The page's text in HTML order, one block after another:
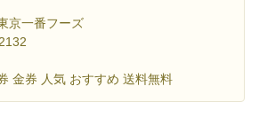
京一番フーズ
金券 人気 おすすめ 送料無料